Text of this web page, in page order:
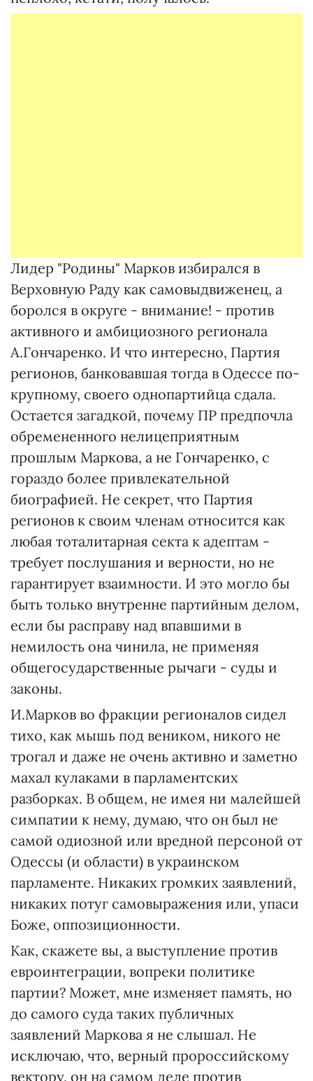
Лидер "Родины" Марков избирался в
Верховную Раду как самовыдвиженец, а
боролся в округе - внимание! - против
активного и амбициозного регионала
А.Гончаренко. И что интересно, Партия
регионов, банковавшая тогда в Одессе по-
крупному, своего однопартийца сдала.
Остается загадкой, почему ПР предпочла
обремененного нелицеприятным
прошлым Маркова, а не Гончаренко, с
гораздо более привлекательной
биографией. Не секрет, что Партия
регионов к своим членам относится как
любая тоталитарная секта к адептам -
требует послушания и верности, но не
гарантирует взаимности. И это могло бы
быть только внутренне партийным делом,
если бы расправу над впавшими в
немилость она чинила, не применяя
общегосударственные рычаги - суды и
законы.
И.Марков во фракции регионалов сидел
тихо, как мышь под веником, никого не
трогал и даже не очень активно и заметно
махал кулаками в парламентских
разборках. В общем, не имея ни малейшей
симпатии к нему, думаю, что он был не
самой одиозной или вредной персоной от
Одессы (и области) в украинском
парламенте. Никаких громких заявлений,
никаких потуг самовыражения или, упаси
Боже, оппозиционности.
Как, скажете вы, а выступление против
евроинтеграции, вопреки политике
партии? Может, мне изменяет память, но
до самого суда таких публичных
заявлений Маркова я не слышал. Не
исключаю, что, верный пророссийскому
вектору, он на самом деле против